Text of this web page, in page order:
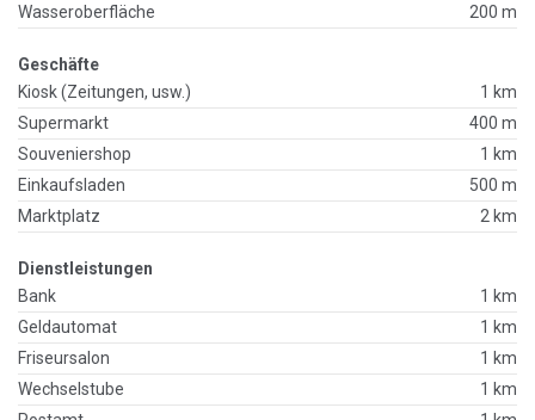
Wasseroberfläche 200 m
Geschäfte
Kiosk (Zeitungen, usw.)
1 km
Supermarkt
400 m
Souveniershop
1 km
Einkaufsladen
500 m
Marktplatz
2 km
Dienstleistungen
Bank
1 km
Geldautomat
1 km
Friseursalon
1 km
Wechselstube
1 km